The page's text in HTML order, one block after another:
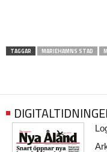
TAGGAR MARIEHAMNS STAD